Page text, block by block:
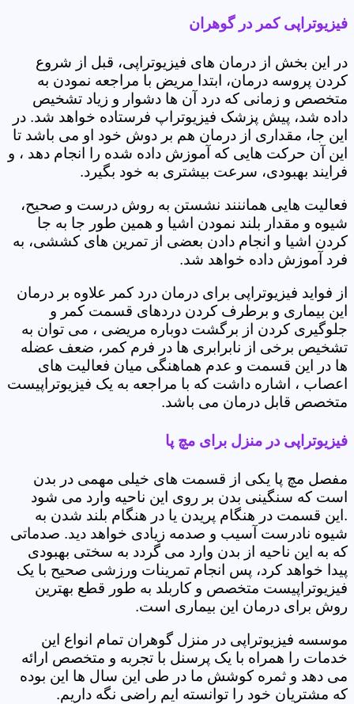
فیزیوتراپی کمر در گوهران
در این بخش از درمان های فیزیوتراپی، قبل از شروع
کردن پروسه درمان، ابتدا مریض با مراجعه نمودن به
متخصص و زمانی که درد آن ها دشوار و زیاد تشخیص
داده شد، پیش پزشک فیزیوتراپ فرستاده خواهد شد. در
این جا، مقداری از درمان هم بر دوش خود او می باشد تا
این آن حرکت هایی که آموزش داده شده را انجام دهد ، و
فرایند بهبودی، سرعت بیشتری به خود بگیرد.
فعالیت هایی هماننند نشستن به روش درست و صحیح،
شیوه و مقدار بلند نمودن اشیا و همین طور جا به جا
کردن اشیا و انجام دادن بعضی از تمرین های کششی، به
فرد آموزش داده خواهد شد.
از فواید فیزیوتراپی برای درمان درد کمر علاوه بر درمان
این بیماری و برطرف کردن دردهای قسمت کمر و
جلوگیری کردن از برگشت دوباره مریضی ، می توان به
تشخیص برخی از نابرابری ها در فرم کمر، ضعف عضله
ها در این قسمت و عدم هماهنگی میان فعالیت های
اعصاب ، اشاره داشت که با مراجعه به یک فیزیوتراپیست
متخصص قابل درمان می باشد.
فیزیوتراپی در منزل برای مچ پا
مفصل مچ پا یکی از قسمت های خیلی مهمی در بدن
است که سنگینی بدن بر روی این ناحیه وارد می شود
.این قسمت در هنگام پریدن یا در هنگام بلند شدن به
شیوه نادرست آسیب و صدمه زیادی خواهد دید. صدماتی
که به این ناحیه از بدن وارد می گردد به سختی بهبودی
پیدا خواهد کرد، پس انجام تمرینات ورزشی صحیح با یک
فیزیوتراپیست متخصص و کاربلد به طور قطع بهترین
روش برای درمان این بیماری است.
موسسه فیزیوتراپی در منزل گوهران تمام انواع این
خدمات را همراه با یک پرسنل با تجربه و متخصص ارائه
می دهد و ثمره کوشش ما در طی این سال ها این بوده
که مشتریان خود را توانسته ایم راضی نگه داریم.